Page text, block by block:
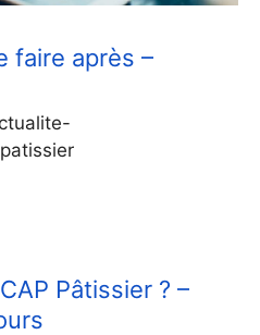
faire après –
Pâtissier ? –